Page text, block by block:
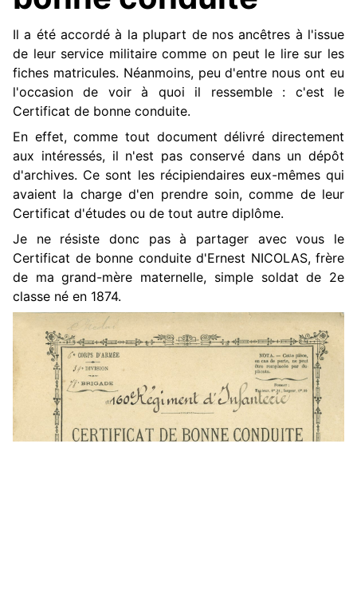
Il a été accordé à la plupart de nos ancêtres à l'issue
de leur service militaire comme on peut le lire sur les
fiches matricules. Néanmoins, peu d'entre nous ont eu
l'occasion de voir à quoi il ressemble : c'est le
Certificat de bonne conduite.
En effet, comme tout document délivré directement
aux intéressés, il n'est pas conservé dans un dépôt
d'archives. Ce sont les récipiendaires eux-mêmes qui
avaient la charge d'en prendre soin, comme de leur
Certificat d'études ou de tout autre diplôme.
Je ne résiste donc pas à partager avec vous le
Certificat de bonne conduite d'Ernest NICOLAS, frère
de ma grand-mère maternelle, simple soldat de 2e
classe né en 1874.